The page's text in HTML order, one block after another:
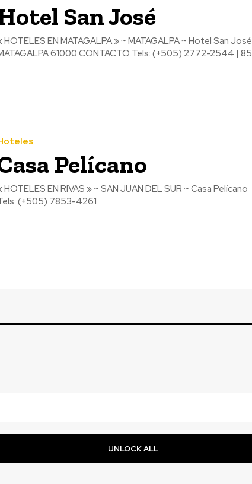
San José
EN MATAGALPA » ~ MATAGALPA ~ Hotel San José DIRECCIÓN Detrás de la Iglesia San José Matagalpa,
Pelícano
EN RIVAS » ~ SAN JUAN DEL SUR ~ Casa Pelícano DIRECCIÓN Playa El Coco San Juan Del Sur, RIVAS CONTACTO
UNLOCK ALL